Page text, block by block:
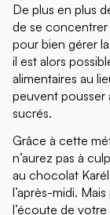
De plus en plus
de se concentrer
pour bien gérer
il est alors
alimentaires au
peuvent pousser
sucrés.
Grâce à cette
n’aurez pas à
au chocolat
l’après-midi.
l’écoute de